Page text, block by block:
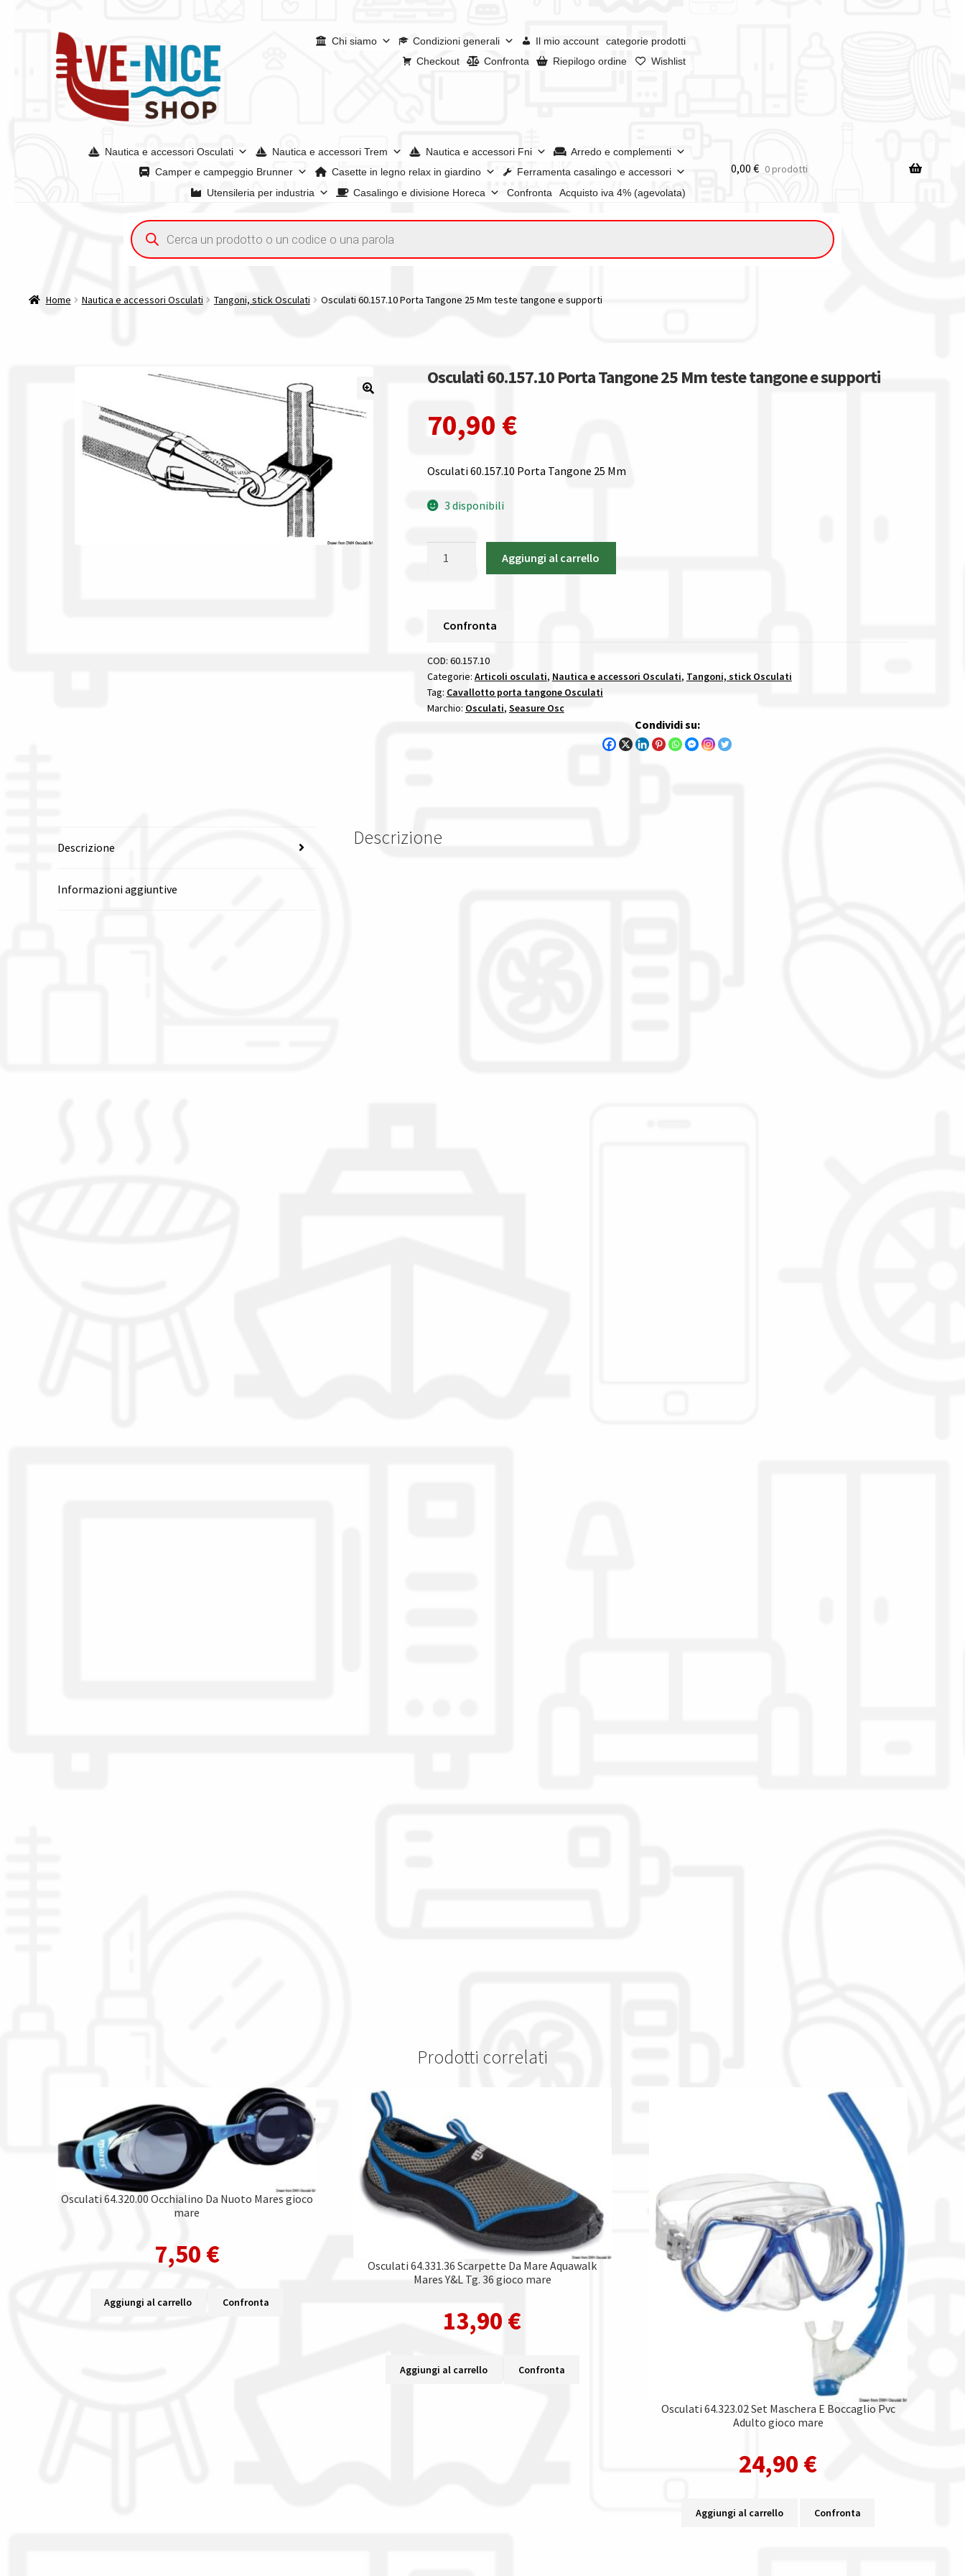
alla
navigazione
contenuto
Chi siamo Condizioni generali Il mio account
categorie prodotti
Checkout
Confronta Riepilogo ordine Wishlist
Nautica e accessori Osculati Nautica e accessori Trem Nautica e accessori Fni
Arredo e complementi
Camper e campeggio Brunner
Casette in legno relax in giardino
Ferramenta casalingo e accessori
Utensileria per industria
Casalingo e divisione Horeca Confronta Acquisto iva 4% (agevolata)
Acquisto iva 4% (agevolata)Chi siamoCondizioni generaliConfrontaConfrontaI nostri negoziRiepilogo ordine
Spedizioni in europaSpedizioni in italiaTutte le categorie dei prodottiWishlistCheckoutIl mio account
0,00 € 0 prodotti
Ricerca
prodotti
Home Nautica e accessori Osculati Tangoni, stick Osculati Osculati 60.157.10 Porta Tangone 25 Mm teste tangone e supporti
Osculati 60.157.10 Porta Tangone 25 Mm teste tangone e supporti
70,90 €
Osculati 60.157.10 Porta Tangone 25 Mm
3 disponibili
teste
tangone
e
supporti
Aggiungi al carrello
Confronta
COD: 60.157.10
Categorie: Articoli osculati, Nautica e accessori Osculati, Tangoni, stick Osculati
Tag: Cavallotto porta tangone Osculati
Marchio: Osculati, Seasure Osc
Condividi su:
Descrizione
Informazioni aggiuntive
Descrizione
Prodotti correlati
Osculati 64.320.00 Occhialino Da Nuoto Mares gioco
mare
7,50 €
Aggiungi al carrello Confronta
Osculati 64.331.36 Scarpette Da Mare Aquawalk
Mares Y&L Tg. 36 gioco mare
13,90 €
Aggiungi al carrello Confronta
Osculati 64.323.02 Set Maschera E Boccaglio Pvc
Adulto gioco mare
24,90 €
Aggiungi al carrello Confronta